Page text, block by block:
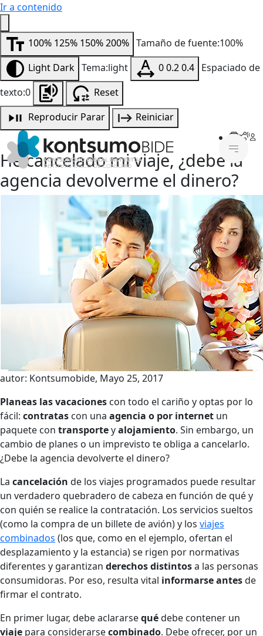
Ir a contenido
100% 125% 150%200% Tamaño de fuente:100%
Light Dark Tema:light 00.20.4 Espaciado de
texto:0
Reset
Reproducir Parar Reiniciar
He cancelado mi viaje, ¿debe la
agencia devolverme el dinero?
autor: Kontsumobide, Mayo 25, 2017
Planeas las vacaciones con todo el cariño y optas por lo
fácil: contratas con una agencia o por internet un
paquete con transporteyalojamiento. Sin embargo, un
cambio de planes o un imprevisto te obliga a cancelarlo.
¿Debe la agencia devolverte el dinero?
La cancelación de los viajes programados puede resultar
un verdadero quebradero de cabeza en función de qué y
con quién se realice la contratación. Los servicios sueltos
(como la compra de un billete de avión) y los viajes
combinados (los que, como en el ejemplo, ofertan el
desplazamiento y la estancia) se rigen por normativas
diferentes y garantizan derechos distintosa las personas
consumidoras. Por eso, resulta vital informarse antesde
firmar el contrato.
En primer lugar, debe aclararsequédebe contener un
viaje para considerarsecombinado. Debe ofrecer, por un